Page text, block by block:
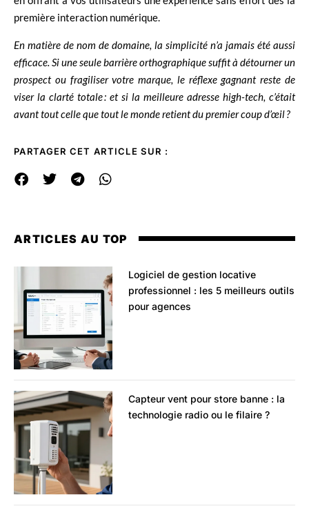
première interaction numérique.
En matière de nom de domaine, la simplicité n’a jamais été aussi
efficace. Si une seule barrière orthographique suffit à détourner un
prospect ou fragiliser votre marque, le réflexe gagnant reste de
viser la clarté totale : et si la meilleure adresse high-tech, c’était
avant tout celle que tout le monde retient du premier coup d’œil ?
PARTAGER CET ARTICLE SUR :
ARTICLES AU TOP
Logiciel de gestion locative
professionnel : les 5 meilleurs outils
pour agences
Capteur vent pour store banne : la
technologie radio ou le filaire ?